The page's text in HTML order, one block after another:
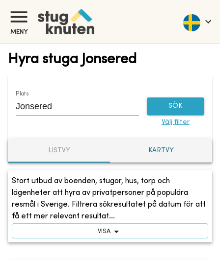
MENY
Hyra stuga Jonsered
Plats
SÖK
Välj filter
LISTVY KARTVY
Stort utbud av boenden, stugor, hus, torp och
lägenheter att hyra av privatpersoner på populära
resmål i Sverige. Filtrera sökresultatet på datum för att
få ett mer relevant resultat...
VISA